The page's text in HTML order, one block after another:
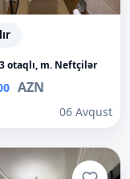
3 otaqlı, m. Neftçilər
AZN
06 Avqust